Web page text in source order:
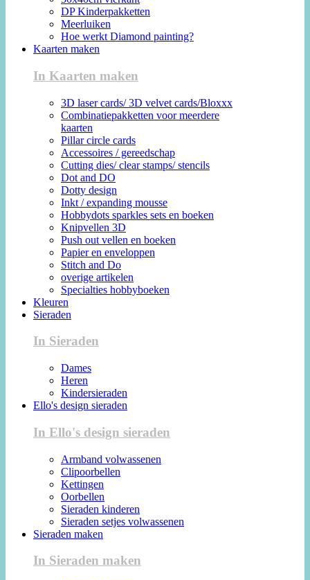
DP Kinderpakketten
Meerluiken
Hoe werkt Diamond painting?
Kaarten maken
In Kaarten maken
3D laser cards/ 3D velvet cards/Bloxxx
Combinatiepakketten voor meerdere
kaarten
Pillar circle cards
Accessoires / gereedschap
Cutting dies/ clear stamps/ stencils
Dot and DO
Dotty design
Inkt / expanding mousse
Hobbydots sparkles sets en boeken
Knipvellen 3D
Push out vellen en boeken
Papier en enveloppen
Stitch and Do
overige artikelen
Specialties hobbyboeken
Kleuren
Sieraden
In Sieraden
Dames
Heren
Kindersieraden
Ello's design sieraden
In Ello's design sieraden
Armband volwassenen
Clipoorbellen
Kettingen
Oorbellen
Sieraden kinderen
Sieraden setjes volwassenen
Sieraden maken
In Sieraden maken